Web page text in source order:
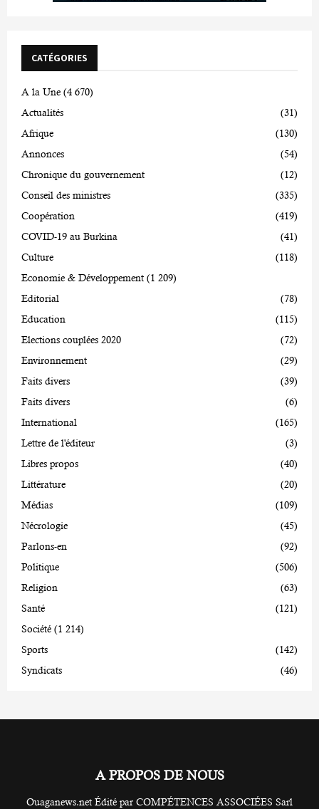
CATÉGORIES
A la Une (4 670)
Actualités
(31)
Afrique
(130)
Annonces
(54)
Chronique du gouvernement
(12)
Conseil des ministres
(335)
Coopération
(419)
COVID-19 au Burkina
(41)
Culture
(118)
Economie & Développement (1 209)
Editorial
(78)
Education
(115)
Elections couplées 2020
(72)
Environnement
(29)
Faits divers
(39)
Faits divers
(6)
International
(165)
Lettre de l'éditeur
(3)
Libres propos
(40)
Littérature
(20)
Médias
(109)
Nécrologie
(45)
Parlons-en
(92)
Politique
(506)
Religion
(63)
Santé
(121)
Société (1 214)
Sports
(142)
Syndicats
(46)
A PROPOS DE NOUS
Ouaganews.net Édité par COMPÉTENCES ASSOCIÉES Sarl